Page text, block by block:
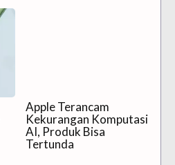
Apple Terancam
Kekurangan Komputasi
AI, Produk Bisa
Tertunda